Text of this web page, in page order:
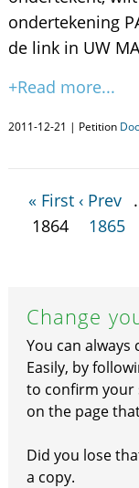
ondertekening
de link in UW
+Read more...
2011-12-21 | Petition
« First ‹ Prev
1864
1865
Change
You can
Easily, by
to confirm your
on the page
Did you lose
a copy.